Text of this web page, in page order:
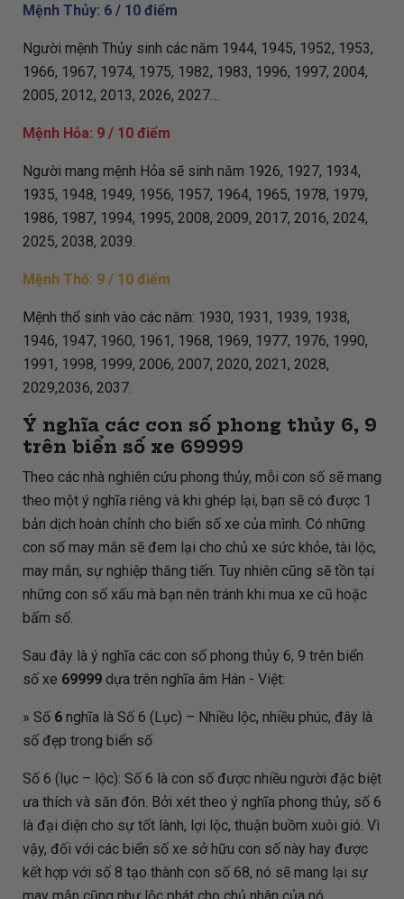
Mệnh Thủy: 6 / 10 điểm
Người mệnh Thủy sinh các năm 1944, 1945, 1952, 1953,
1966, 1967, 1974, 1975, 1982, 1983, 1996, 1997, 2004,
2005, 2012, 2013, 2026, 2027…
Mệnh Hỏa: 9 / 10 điểm
Người mang mệnh Hỏa sẽ sinh năm 1926, 1927, 1934,
1935, 1948, 1949, 1956, 1957, 1964, 1965, 1978, 1979,
1986, 1987, 1994, 1995, 2008, 2009, 2017, 2016, 2024,
2025, 2038, 2039.
Mệnh Thổ: 9 / 10 điểm
Mệnh thổ sinh vào các năm: 1930, 1931, 1939, 1938,
1946, 1947, 1960, 1961, 1968, 1969, 1977, 1976, 1990,
1991, 1998, 1999, 2006, 2007, 2020, 2021, 2028,
2029,2036, 2037.
Ý nghĩa các con số phong thủy 6, 9
trên biển số xe 69999
Theo các nhà nghiên cứu phong thủy, mỗi con số sẽ mang
theo một ý nghĩa riêng và khi ghép lại, bạn sẽ có được 1
bản dịch hoàn chỉnh cho biển số xe của mình. Có những
con số may mắn sẽ đem lại cho chủ xe sức khỏe, tài lộc,
may mắn, sự nghiệp thăng tiến. Tuy nhiên cũng sẽ tồn tại
những con số xấu mà bạn nên tránh khi mua xe cũ hoặc
bấm số.
Sau đây là ý nghĩa các con số phong thủy 6, 9 trên biển
số xe 69999dựa trên nghĩa âm Hán - Việt:
» Số 6nghĩa là Số 6 (Lục) – Nhiều lộc, nhiều phúc, đây là
số đẹp trong biển số
Số 6 (lục – lộc): Số 6 là con số được nhiều người đặc biệt
ưa thích và săn đón. Bởi xét theo ý nghĩa phong thủy, số 6
là đại diện cho sự tốt lành, lợi lộc, thuận buồm xuôi gió. Vì
vậy, đối với các biển số xe sở hữu con số này hay được
kết hợp với số 8 tạo thành con số 68, nó sẽ mang lại sự